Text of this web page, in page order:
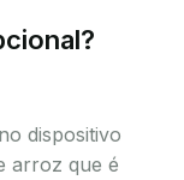
dispositivo
arroz que é